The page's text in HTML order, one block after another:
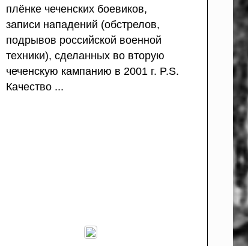
плёнке чеченских боевиков,
записи нападений (обстрелов,
подрывов российской военной
техники), сделанных во вторую
чеченскую кампанию в 2001 г. P.S.
Качество ...